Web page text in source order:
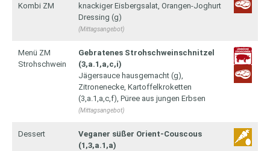
Kombi ZM
knackiger Eisbergsalat, Orangen-Joghurt
Dressing (g)
(Mittagsangebot)
Menü ZM
Strohschwein
Gebratenes Strohschweinschnitzel
(3,a.1,a,c,i)
Jägersauce hausgemacht (g),
Zitronenecke, Kartoffelkroketten
(3,a.1,a,c,f), Püree aus jungen Erbsen
(Mittagsangebot)
Dessert
Veganer süßer Orient-Couscous
(1,3,a.1,a)